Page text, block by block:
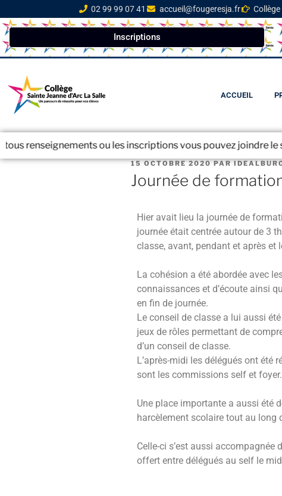
02 99 99 07 41 accueil@fougeresja.fr
Inscriptions
ACCUEIL
ou les inscriptions vous pouvez joindre le
15 OCTOBRE 2020PAR
Journée de
Hier avait lieu la journée de
journée était centrée autour de 3
classe, avant, pendant et après et
La cohésion a été abordée avec
connaissances et d’écoute ainsi
en fin de journée.
Le conseil de classe a lui aussi
jeux de rôles permettant de
d’un conseil de classe.
L’après-midi les délégués ont
sont les commissions self et foyer.
Une place importante a aussi été
harcèlement scolaire tout au long
Celle-ci s’est aussi
offert entre délégués au self le